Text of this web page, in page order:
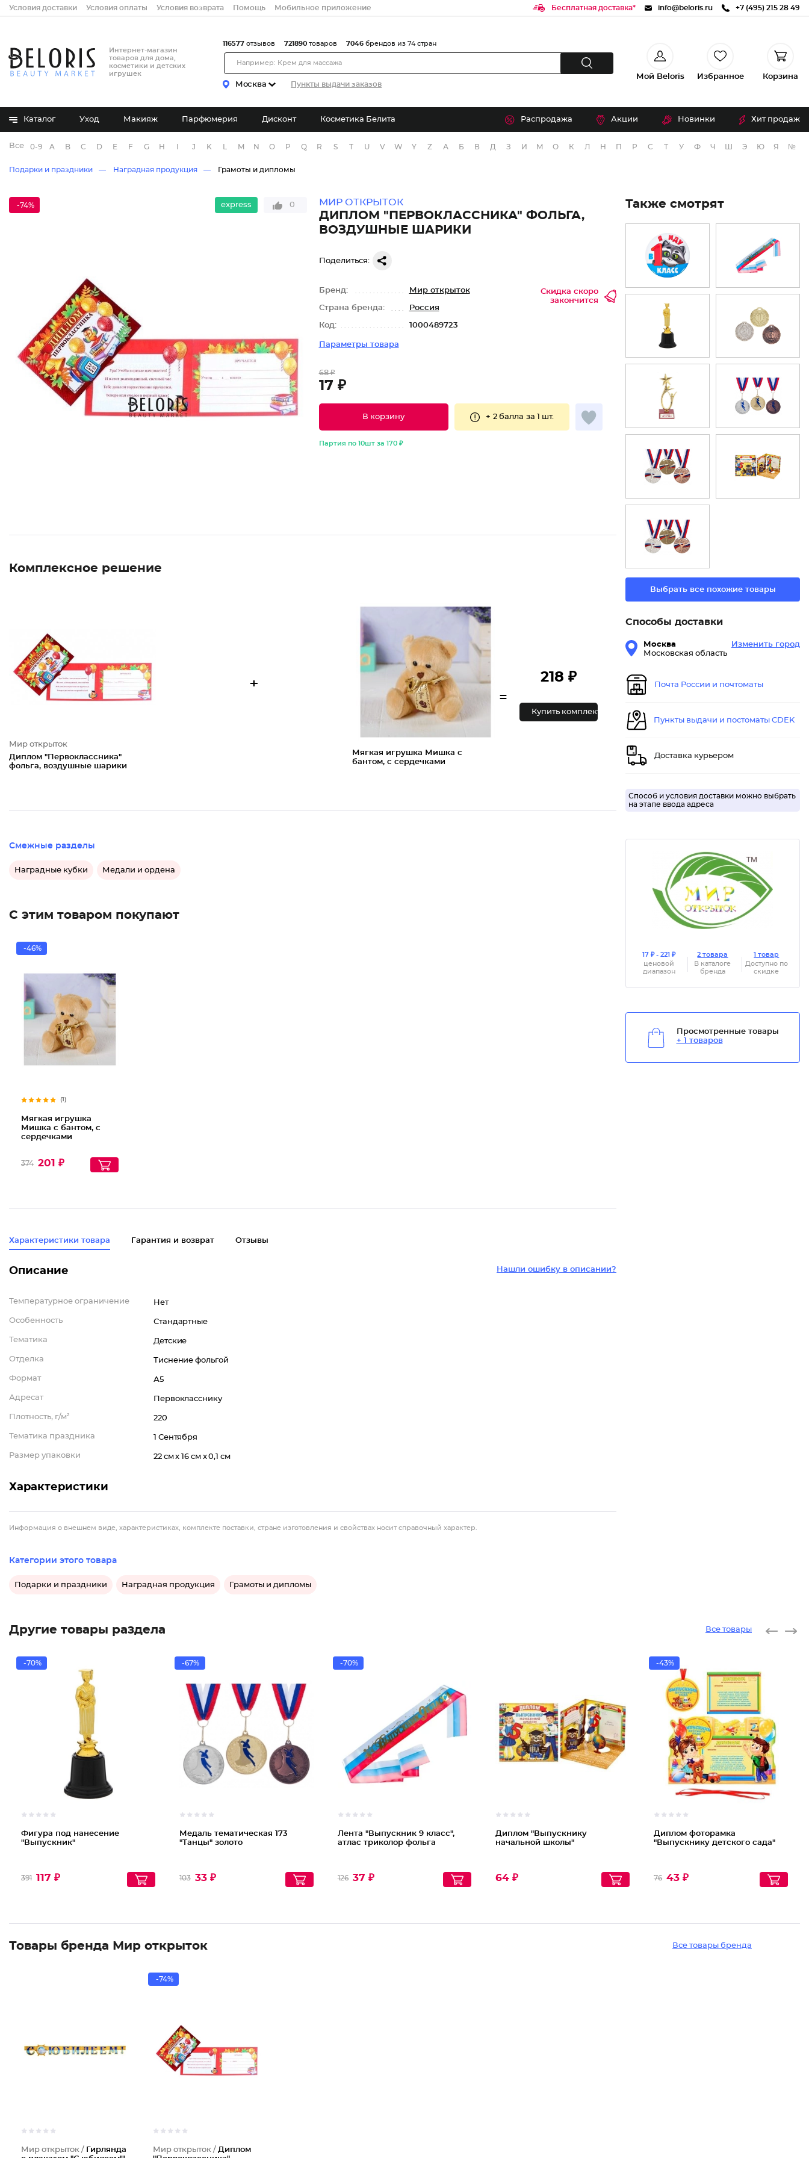
Условия доставки Условия оплаты Условия возврата Помощь Мобильное приложение Бесплатная доставка* info@beloris.ru +7 (495) 215 28 49
Интернет-магазин
товаров для дома,
косметики и детских
игрушек
Москва Пункты выдачи заказов
116577 отзывов 721890 товаров 7046 брендов из 74 стран
Мой Beloris Избранное Корзина
Каталог Уход Макияж Парфюмерия Дисконт Косметика Белита Распродажа Акции Новинки Хит продаж
Все бренды
0-9 A B C D E F G H J K M N O P Q R S T U V W Y Z А Б В Д З И М О К Л Н П Р С Т У Ф Ч Э Ю Я №
Подарки и праздники Наградная продукция Грамоты и дипломы
-74% express 0 МИР ОТКРЫТОК
ДИПЛОМ "ПЕРВОКЛАССНИКА" ФОЛЬГА,
ВОЗДУШНЫЕ ШАРИКИ
Поделиться:
Бренд: Мир открыток
Страна бренда: Россия
Код: 1000489723
Скидка скоро
закончится
Параметры товара
68 ₽
17 ₽
В корзину + 2 балла за 1 шт.
Партия по 10шт за 170 ₽
Комплексное решение
Мир открыток
Диплом "Первоклассника"
фольга, воздушные шарики
+
Мягкая игрушка Мишка с
бантом, с сердечками
=
218 ₽
Купить комплект
Смежные разделы
Наградные кубки Медали и ордена
С этим товаром покупают
-46%
(1)
Мягкая игрушка
Мишка с бантом, с
сердечками
374 201 ₽
Характеристики товара Гарантия и возврат Отзывы
Нашли ошибку в описании?
Описание
Температурное ограничение Нет
Особенность Стандартные
Тематика Детские
Отделка Тиснение фольгой
Формат А5
Адресат Первокласснику
Плотность, г/м² 220
Тематика праздника 1 Сентября
Размер упаковки 22 см x 16 см x 0,1 см
Характеристики
Информация о внешнем виде, характеристиках, комплекте поставки, стране изготовления и свойствах носит справочный характер.
Также смотрят
Выбрать все похожие товары
Способы доставки
Москва
Московская область
Изменить город
Почта России и почтоматы
Пункты выдачи и постоматы CDEK
Доставка курьером
Способ и условия доставки можно выбрать
на этапе ввода адреса
17 ₽ - 221 ₽
ценовой
диапазон
2 товара
В каталоге
бренда
1 товар
Доступно по
скидке
Просмотренные товары
+ 1 товаров
Категории этого товара
Подарки и праздники Наградная продукция Грамоты и дипломы
Другие товары раздела Все товары
-70%
Фигура под нанесение
"Выпускник"
391 117 ₽
-67%
Медаль тематическая 173
"Танцы" золото
103 33 ₽
-70%
Лента "Выпускник 9 класс",
атлас триколор фольга
126 37 ₽
Диплом "Выпускнику
начальной школы"
64 ₽
-43%
Диплом фоторамка
"Выпускнику детского сада"
76 43 ₽
Товары бренда Мир открыток Все товары бренда
Мир открыток / Гирлянда
-74%
Мир открыток / Диплом